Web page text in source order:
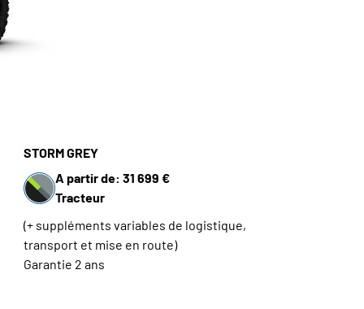
STORM GREY
A partir de: 31 699 €
Tracteur
(+ suppléments variables de logistique,
transport et mise en route)
Garantie 2 ans